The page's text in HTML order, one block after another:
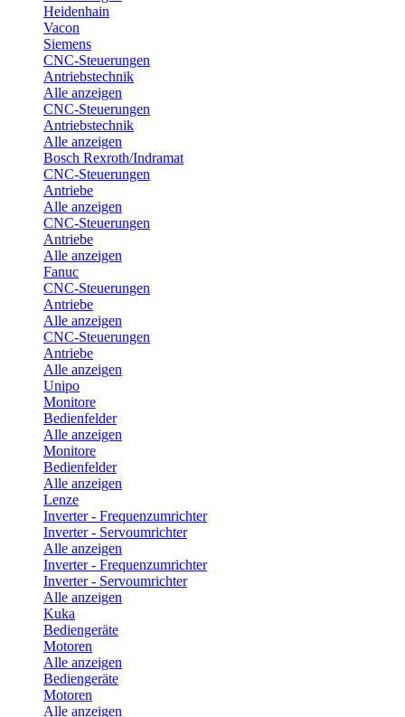
Heidenhain
Vacon
Siemens
CNC-Steuerungen
Antriebstechnik
Alle anzeigen
CNC-Steuerungen
Antriebstechnik
Alle anzeigen
Bosch Rexroth/Indramat
CNC-Steuerungen
Antriebe
Alle anzeigen
CNC-Steuerungen
Antriebe
Alle anzeigen
Fanuc
CNC-Steuerungen
Antriebe
Alle anzeigen
CNC-Steuerungen
Antriebe
Alle anzeigen
Unipo
Monitore
Bedienfelder
Alle anzeigen
Monitore
Bedienfelder
Alle anzeigen
Lenze
Inverter - Frequenzumrichter
Inverter - Servoumrichter
Alle anzeigen
Inverter - Frequenzumrichter
Inverter - Servoumrichter
Alle anzeigen
Kuka
Bediengeräte
Motoren
Alle anzeigen
Bediengeräte
Motoren
Alle anzeigen